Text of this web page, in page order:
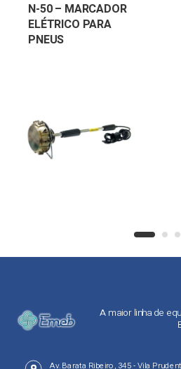
N-50 – MARCADOR
ELÉTRICO PARA
PNEUS
A maior linha de
Av. Barata Ribeiro, 345 - Vila